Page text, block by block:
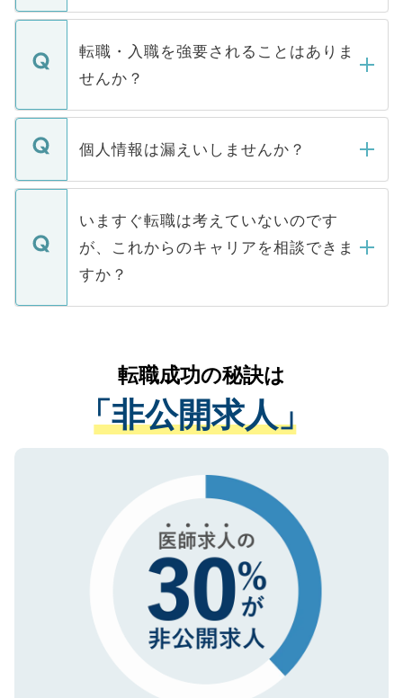
ます。通常、5営業日以内にはご連絡をせて
いただきますので、しばらくお待ちくださ
い。
マイナビDOCTORで取り扱っている求人の
うち約3割は、Webサイトからご覧いただ
けない「非公開求人」です。非公開求人は
下記の理由によって、一般には公開してい
ません。
■応募殺到を避けるため 人気のある医療機
関を公にしてしまうと、応募が殺到する場
に、医療機関が求める条件に合った人材の
みを人材紹介会社に依頼するケースが増え
ています。
転職・入職を強要されることはありま
せんか？
転職・入職を強要することは一切ありませ
ん。また、仮に応募先から内定をいただい
定を承諾する必要はありません。内定先へ
の辞退の連絡はキャリアパートナーが行い
ますので、ご安心ください。
個人情報は漏えいしませんか？
個人情報が漏えいすることはありませんの
で、ご安心ください。当サイトからの登録
などで収集したご登録者様の個人情報は、
ご本人のキャリアアップおよび転職活動の
支援を目的に使用いたします。お預かりし
ているすべての個人データはご本人の許可
は、個人情報の取り扱いについての厳密な
管理基準を満たした事業者のみに付与され
る、プライバシーマークを取得済みです。
ご登録いただいた個人情報は、SSL（デー
で、機密保持に関してもご安心ください。
いますぐ転職は考えていないのです
が、これからのキャリアを相談できま
すか？
かがいして、現在の医療機関の状況や紹介
経験をまじえながら、適切なアドバイスを
させていただきます。すぐにご転職をされ
ない方には、長期的なサポートが可能です
ので、まずはご登録ください。
転職成功の秘訣は
「非公開求人」